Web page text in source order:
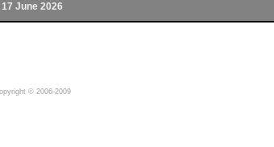
June 2026
© 2006-2009